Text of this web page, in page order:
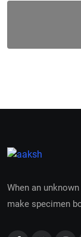
When an
make specimen